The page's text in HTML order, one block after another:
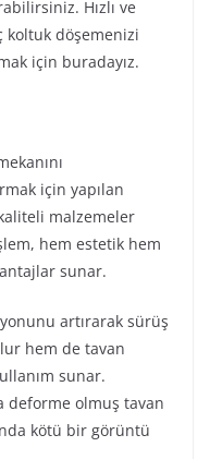
Hızlı ve
koltuk döşemenizi
için buradayız.
için yapılan
malzemeler
hem estetik hem
sunar.
artırarak sürüş
hem de tavan
sunar.
deforme olmuş tavan
kötü bir görüntü